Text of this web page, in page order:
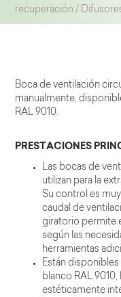
recuperación /
Boca de ventilación
manualmente,
RAL 9010.
PRESTACIONES
Las bocas de
utilizan para la
Su control es
caudal de
giratorio permite
según las
herramientas
Están
blanco RAL
estéticamente